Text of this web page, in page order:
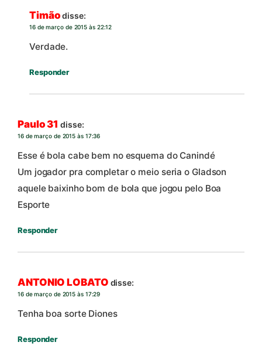
Timão disse:
16 de março de 2015 às 22:12
Verdade.
Responder
Paulo 31 disse:
16 de março de 2015 às 17:36
Esse é bola cabe bem no esquema do Canindé
Um jogador pra completar o meio seria o Gladson
aquele baixinho bom de bola que jogou pelo Boa
Esporte
Responder
ANTONIO LOBATO disse:
16 de março de 2015 às 17:29
Tenha boa sorte Diones
Responder